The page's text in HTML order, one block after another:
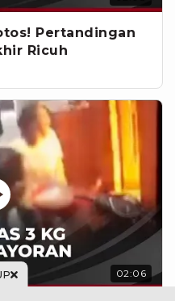
Pertandingan
Ricuh
02:06